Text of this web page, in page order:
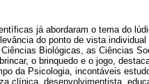
já abordaram o tema do
do ponto de vista
Biológicas, as Ciências
o brinquedo e o jogo,
da Psicologia, incontáveis
clínica, desenvolvimentista,